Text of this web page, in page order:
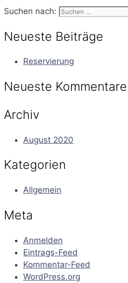
Suchen nach:
Neueste Beiträge
Reservierung
Neueste Kommentare
Archiv
August 2020
Kategorien
Allgemein
Meta
Anmelden
Eintrags-Feed
Kommentar-Feed
WordPress.org